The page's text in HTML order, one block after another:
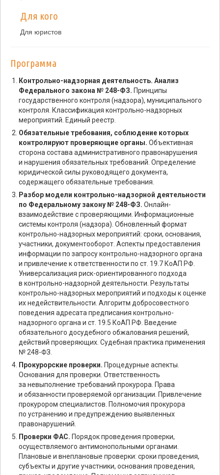
Для кого
Для юристов
Программа
Контрольно-надзорная деятельность. Анализ
Федерального закона № 248-ФЗ. Принципы
государственного контроля (надзора), муниципального
контроля. Классификация контрольно-надзорных
мероприятий. Единый реестр.
Обязательные требования, соблюдение которых
контролируют проверяющие органы. Объективная
сторона состава административного правонарушения
и нарушения обязательных требований. Определение
юридической силы руководящего документа,
содержащего обязательные требования.
Разбор модели контрольно-надзорной деятельности
по Федеральному закону № 248-ФЗ. Онлайн-
взаимодействие с проверяющими. Информационные
системы контроля (надзора). Обновленный формат
контрольно-надзорных мероприятий: сроки, основания,
участники, документооборот. Аспекты предоставления
информации по запросу контрольно-надзорного органа
и привлечение к ответственности по ст. 19.7 КоАП РФ.
Универсализация риск-ориентированного подхода
в контрольно-надзорной деятельности. Результаты
контрольно-надзорных мероприятий и подходы к оценке
их недействительности. Алгоритм добросовестного
поведения адресата предписания контрольно-
надзорного органа и ст. 19.5 КоАП РФ. Введение
обязательного досудебного обжалования решений,
действий проверяющих. Судебная практика применения
№ 248-ФЗ.
Прокурорские проверки. Процедурные аспекты.
Основания для проверки. Ответственность
за невыполнение требований прокурора. Права
и обязанности проверяемой организации. Привлечение
прокурором специалистов. Полномочия прокурора
по устранению и предупреждению выявленных
правонарушений.
Проверки ФАС. Порядок проведения проверки,
осуществляемого антимонопольными органами.
Плановые и внеплановые проверки: сроки проведения,
субъекты и другие участники, основания проведения,